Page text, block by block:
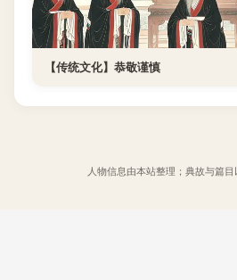
【传统文化】恭敬谨慎
人物信息由本站整理；典故与篇目